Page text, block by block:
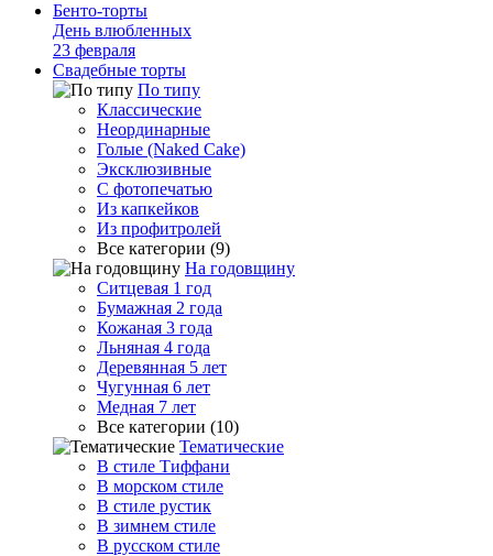
Бенто-торты
День влюбленных
23 февраля
Свадебные торты
По типу
Классические
Неординарные
Голые (Naked Cake)
Эксклюзивные
С фотопечатью
Из капкейков
Из профитролей
Все категории (9)
На годовщину
Ситцевая 1 год
Бумажная 2 года
Кожаная 3 года
Льняная 4 года
Деревянная 5 лет
Чугунная 6 лет
Медная 7 лет
Все категории (10)
Тематические
В стиле Тиффани
В морском стиле
В стиле рустик
В зимнем стиле
В русском стиле